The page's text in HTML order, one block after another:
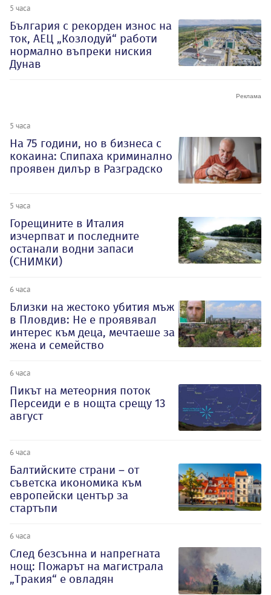
5 часа
България с рекорден износ на
ток, АЕЦ „Козлодуй“ работи
нормално въпреки ниския
Дунав
5 часа
На 75 години, но в бизнеса с
кокаина: Спипаха криминално
проявен дилър в Разградско
5 часа
Горещините в Италия
изчерпват и последните
останали водни запаси
(СНИМКИ)
6 часа
Близки на жестоко убития мъж
в Пловдив: Не е проявявал
интерес към деца, мечтаеше за
жена и семейство
6 часа
Пикът на метеорния поток
Персеиди е в нощта срещу 13
август
6 часа
Балтийските страни – от
съветска икономика към
европейски център за
стартъпи
6 часа
След безсънна и напрегната
нощ: Пожарът на магистрала
„Тракия“ е овладян